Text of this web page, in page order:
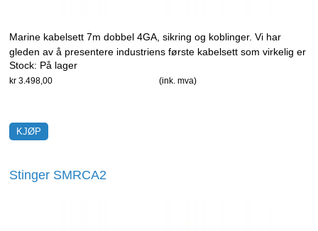
Marine kabelsett 7m dobbel 4GA, sikring og koblinger. Vi har
gleden av å presentere industriens første kabelsett som virkelig er
designet for marine installasjoner.
Stock: På lager
kr 3.498,00 (ink. mva)
Stinger SMRCA2